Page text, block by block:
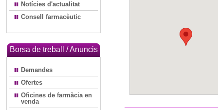
Notícies d'actualitat
Consell farmacèutic
Borsa de treball / Anuncis
Demandes
Ofertes
Oficines de farmàcia en
venda